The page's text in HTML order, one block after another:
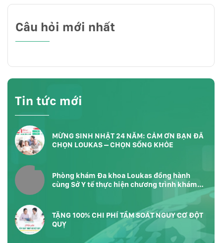
Câu hỏi mới nhất
Tin tức mới
MỪNG SINH NHẬT 24 NĂM: CẢM ƠN BẠN ĐÃ
CHỌN LOUKAS – CHỌN SỐNG KHỎE
Phòng khám Đa khoa Loukas đồng hành
cùng Sở Y tế thực hiện chương trình khám
TẶNG 100% CHI PHÍ TẦM SOÁT NGUY CƠ ĐỘT
QUỴ